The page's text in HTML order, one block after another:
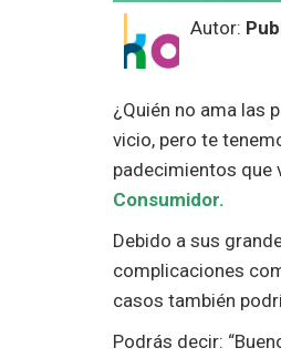
Autor:
¿Quién no ama las
vicio, pero te
padecimientos que
Consumidor.
Debido a sus
complicaciones
casos también
Podrás decir: